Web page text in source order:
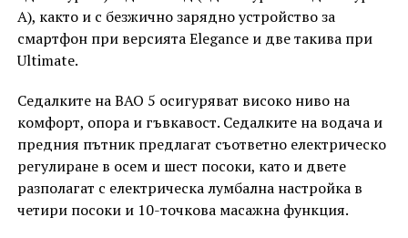
A), както и с безжично зарядно устройство за
смартфон при версията Elegance и две такива при
Ultimate.
Седалките на BAO 5 осигуряват високо ниво на
комфорт, опора и гъвкавост. Седалките на водача и
предния пътник предлагат съответно електрическо
регулиране в осем и шест посоки, като и двете
разполагат с електрическа лумбална настройка в
четири посоки и 10-точкова масажна функция.